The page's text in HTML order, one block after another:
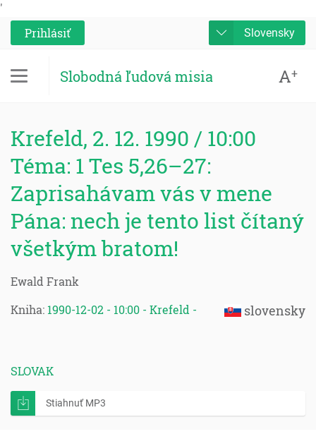
'
Prihlásiť
Slovensky
Slobodná ľudová misia A+
Krefeld, 2. 12. 1990 / 10:00
Téma: 1 Tes 5,26–27:
Zaprisahávam vás v mene
Pána: nech je tento list čítaný
všetkým bratom!
Ewald Frank
slovensky
Kniha: 1990-12-02 - 10:00 - Krefeld -
SLOVAK
Stiahnuť MP3